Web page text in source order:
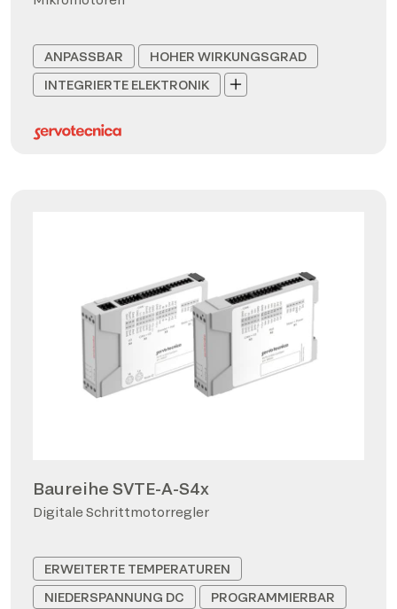
ANPASSBAR
HOHER WIRKUNGSGRAD
INTEGRIERTE ELEKTRONIK
Baureihe SVTE-A-S4x
Digitale Schrittmotorregler
ERWEITERTE TEMPERATUREN
NIEDERSPANNUNG DC
PROGRAMMIERBAR